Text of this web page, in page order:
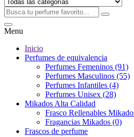
Menu
Inicio
Perfumes de equivalencia
Perfumes Femeninos (91)
Perfumes Masculinos (55)
Perfumes Infantiles (4)
Perfumes Unisex (28)
Mikados Alta Calidad
Frasco Rellenables
Fragancias Mikados (0)
Frascos de perfume